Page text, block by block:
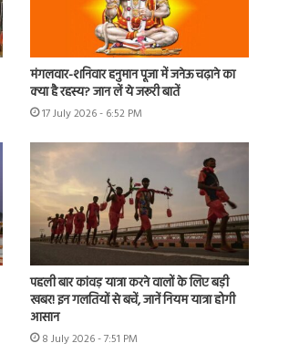
मंगलवार-शनिवार हनुमान पूजा में जनेऊ चढ़ाने का
क्या है रहस्य? जान लें ये जरूरी बातें
17 July 2026 - 6:52 PM
पहली बार कांवड़ यात्रा करने वालों के लिए बड़ी
खबर! इन गलतियों से बचें, जानें नियम यात्रा होगी
आसान
8 July 2026 - 7:51 PM